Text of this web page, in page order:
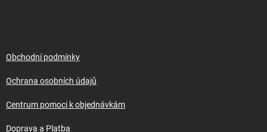
Obchodní podmínky
Ochrana osobních údajů
Centrum pomoci k objednávkám
Doprava a Platba